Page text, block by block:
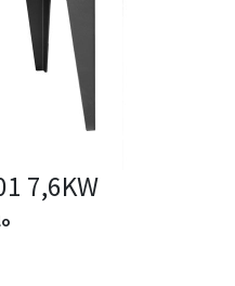
7,6KW